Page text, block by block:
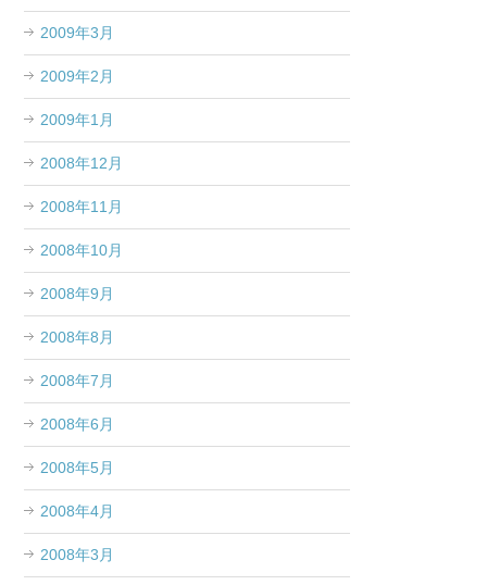
2009年3月
2009年2月
2009年1月
2008年12月
2008年11月
2008年10月
2008年9月
2008年8月
2008年7月
2008年6月
2008年5月
2008年4月
2008年3月